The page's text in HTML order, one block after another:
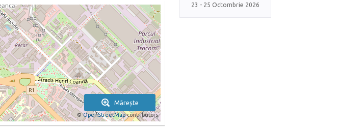
Mărește
©OpenStreetMapcontributors
23 - 25 Octombrie 2026